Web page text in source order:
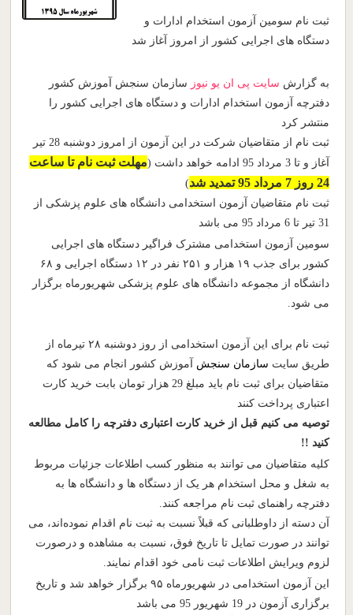
ثبت نام سومین آزمون استخدام ادارات و
دستگاه های اجرایی کشور از امروز آغاز شد
به گزارش سایت پی ان یو نیوز سازمان سنجش آموزش کشور
دفترچه آزمون استخدام ادارات و دستگاه های اجرایی کشور را
منتشر کرد
ثبت نام از متقاضیان شرکت در این آزمون از امروز دوشنبه 28 تیر
آغاز و تا 3 مرداد 95 ادامه خواهد داشت (
مهلت ثبت نام تا ساعت
24 روز 7 مرداد 95 تمدید شد
)
ثبت نام متقاضیان آزمون استخدامی دانشگاه های علوم پزشکی از
31 تیر تا 6 مرداد 95 می باشد
سومین آزمون استخدامی مشترک فراگیر دستگاه های اجرایی
کشور برای جذب ۱۹ هزار و ۲۵۱ نفر در ۱۲ دستگاه اجرایی و ۶۸
دانشگاه از مجموعه دانشگاه های علوم پزشکی شهریورماه برگزار
می شود.
ثبت نام برای این آزمون استخدامی از روز دوشنبه ۲۸ تیرماه از
طریق سایت سازمان سنجش آموزش کشور انجام می شود که
متقاضیان برای ثبت نام باید مبلغ 29 هزار تومان بابت خرید کارت
اعتباری پرداخت کنند
توصیه می کنیم قبل از خرید کارت اعتباری دفترچه را کامل مطالعه
کنید !!
کلیه متقاضیان می توانند به منظور کسب اطلاعات جزئیات مربوط
به شغل و محل استخدام هر یک از دستگاه ها و دانشگاه ها به
دفترچه راهنمای ثبت نام مراجعه کنند.
آن دسته از داوطلبانی که قبلاً نسبت به ثبت نام اقدام نموده‌اند، می
توانند در صورت تمایل تا تاریخ فوق، نسبت به مشاهده و درصورت
لزوم ویرایش اطلاعات ثبت نامی خود اقدام نمایند.
این آزمون استخدامی در شهریورماه ۹۵ برگزار خواهد شد و تاریخ
برگزاری آزمون در 19 شهریور 95 می باشد